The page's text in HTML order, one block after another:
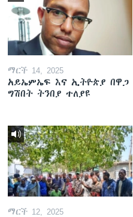
ማርች 14, 2025
አይኤምኤፍ እና ኢትዮጵያ በዋጋ
ግሽበት ትንበያ ተለያዩ
ማርች 12, 2025